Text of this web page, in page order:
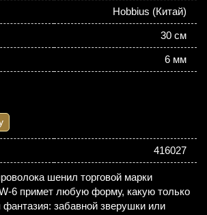
Hobbius (Китай)
30 см
6 мм
416027
шенил торговой марки
6 примет любую форму, какую только
фантазия: забавной зверушки или